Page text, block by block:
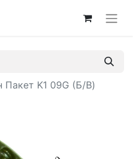
K1 09G (Б/В)